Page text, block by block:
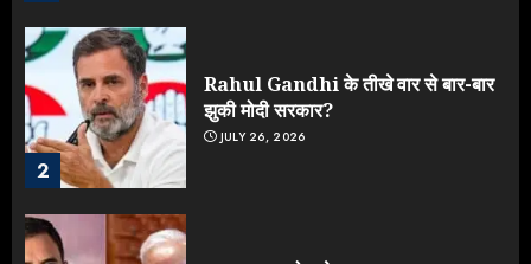
2
Rahul Gandhi के तीखे वार से बार-बार
झुकी मोदी सरकार?
JULY 26, 2026